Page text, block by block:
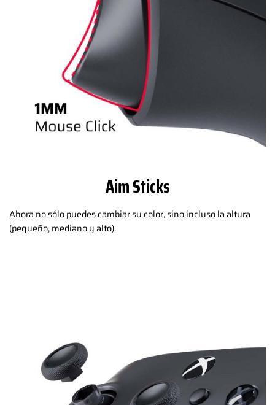
Aim Sticks
Ahora no sólo puedes cambiar su color, sino incluso la altura
(pequeño, mediano y alto).